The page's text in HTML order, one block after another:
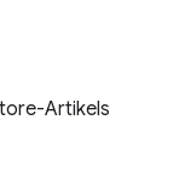
Artikels